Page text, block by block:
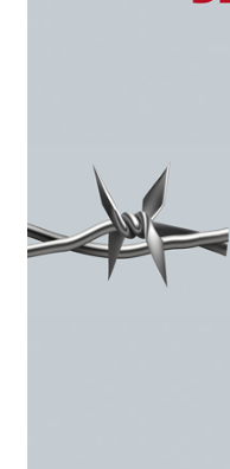
Service
Newsletter